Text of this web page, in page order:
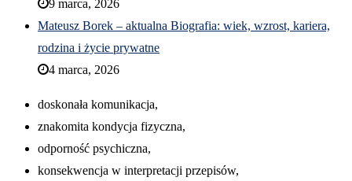
9 marca, 2026
Mateusz Borek – aktualna Biografia: wiek, wzrost, kariera,
rodzina i życie prywatne
4 marca, 2026
doskonała komunikacja,
znakomita kondycja fizyczna,
odporność psychiczna,
konsekwencja w interpretacji przepisów,